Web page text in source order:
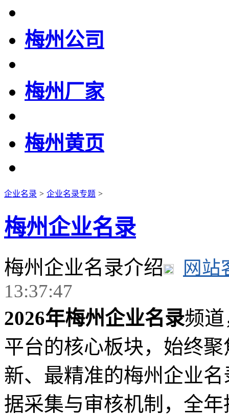
梅州公司
梅州厂家
梅州黄页
企业名录 > 企业名录专题 >
梅州企业名录
梅州企业名录介绍
网站
13:37:47
2026年梅州企业名录频
平台的核心板块，始终
新、最精准的梅州企业
据采集与审核机制，全